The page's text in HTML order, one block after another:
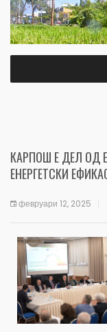
КАРПОШ Е ДЕЛ ОД
ЕНЕРГЕТСКИ
февруари 12, 2025